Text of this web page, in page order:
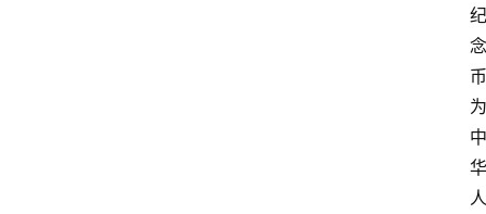
纪
念
币
为
中
华
人